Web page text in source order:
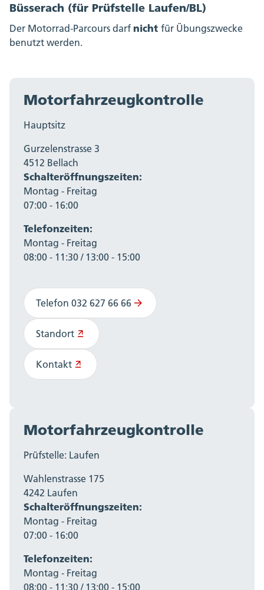
Büsserach (für Prüfstelle Laufen/BL)
Der Motorrad-Parcours darf nicht für Übungszwecke
benutzt werden.
Motorfahrzeugkontrolle
Hauptsitz
Gurzelenstrasse 3
4512 Bellach
Schalteröffnungszeiten:
Montag - Freitag
07:00 - 16:00
Telefonzeiten:
Montag - Freitag
08:00 - 11:30 / 13:00 - 15:00
Telefon 032 627 66 66
Standort
Kontakt
Motorfahrzeugkontrolle
Prüfstelle: Laufen
Wahlenstrasse 175
4242 Laufen
Schalteröffnungszeiten:
Montag - Freitag
07:00 - 16:00
Telefonzeiten:
Montag - Freitag
08:00 - 11:30 / 13:00 - 15:00